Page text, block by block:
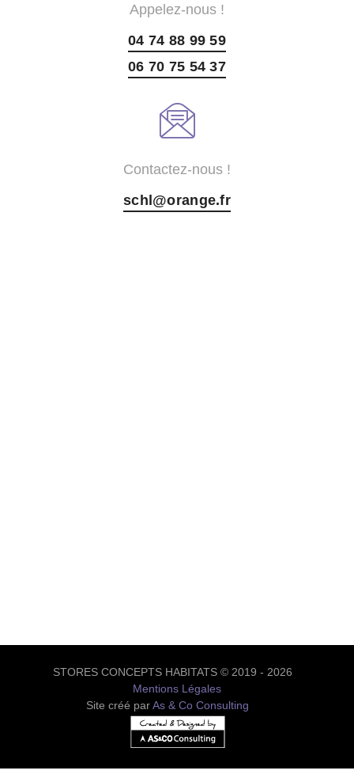
Appelez-nous !
04 74 88 99 59
06 70 75 54 37
Contactez-nous !
schl@orange.fr
STORES CONCEPTS HABITATS © 2019 - 2026
Mentions Légales
Site créé parAs & Co Consulting